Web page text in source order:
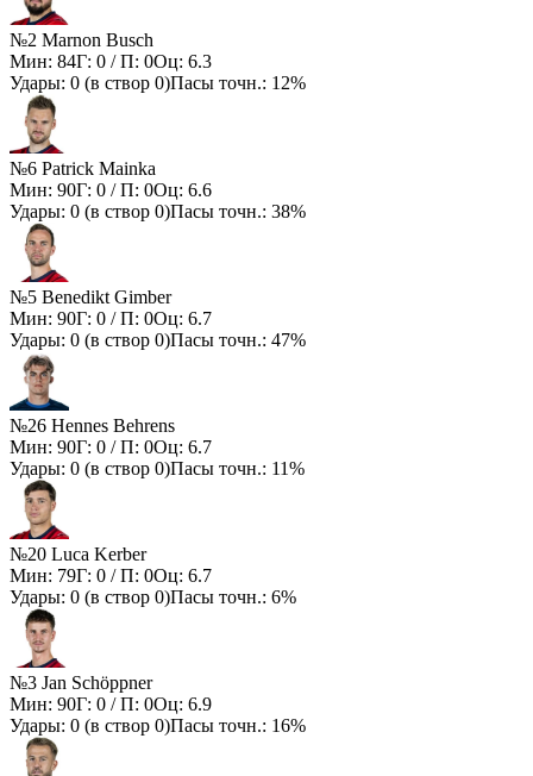
№2 Marnon Busch
Мин: 84Г: 0 / П: 0Оц: 6.3
Удары: 0 (в створ 0)Пасы точн.: 12%
№6 Patrick Mainka
Мин: 90Г: 0 / П: 0Оц: 6.6
Удары: 0 (в створ 0)Пасы точн.: 38%
№5 Benedikt Gimber
Мин: 90Г: 0 / П: 0Оц: 6.7
Удары: 0 (в створ 0)Пасы точн.: 47%
№26 Hennes Behrens
Мин: 90Г: 0 / П: 0Оц: 6.7
Удары: 0 (в створ 0)Пасы точн.: 11%
№20 Luca Kerber
Мин: 79Г: 0 / П: 0Оц: 6.7
Удары: 0 (в створ 0)Пасы точн.: 6%
№3 Jan Schöppner
Мин: 90Г: 0 / П: 0Оц: 6.9
Удары: 0 (в створ 0)Пасы точн.: 16%